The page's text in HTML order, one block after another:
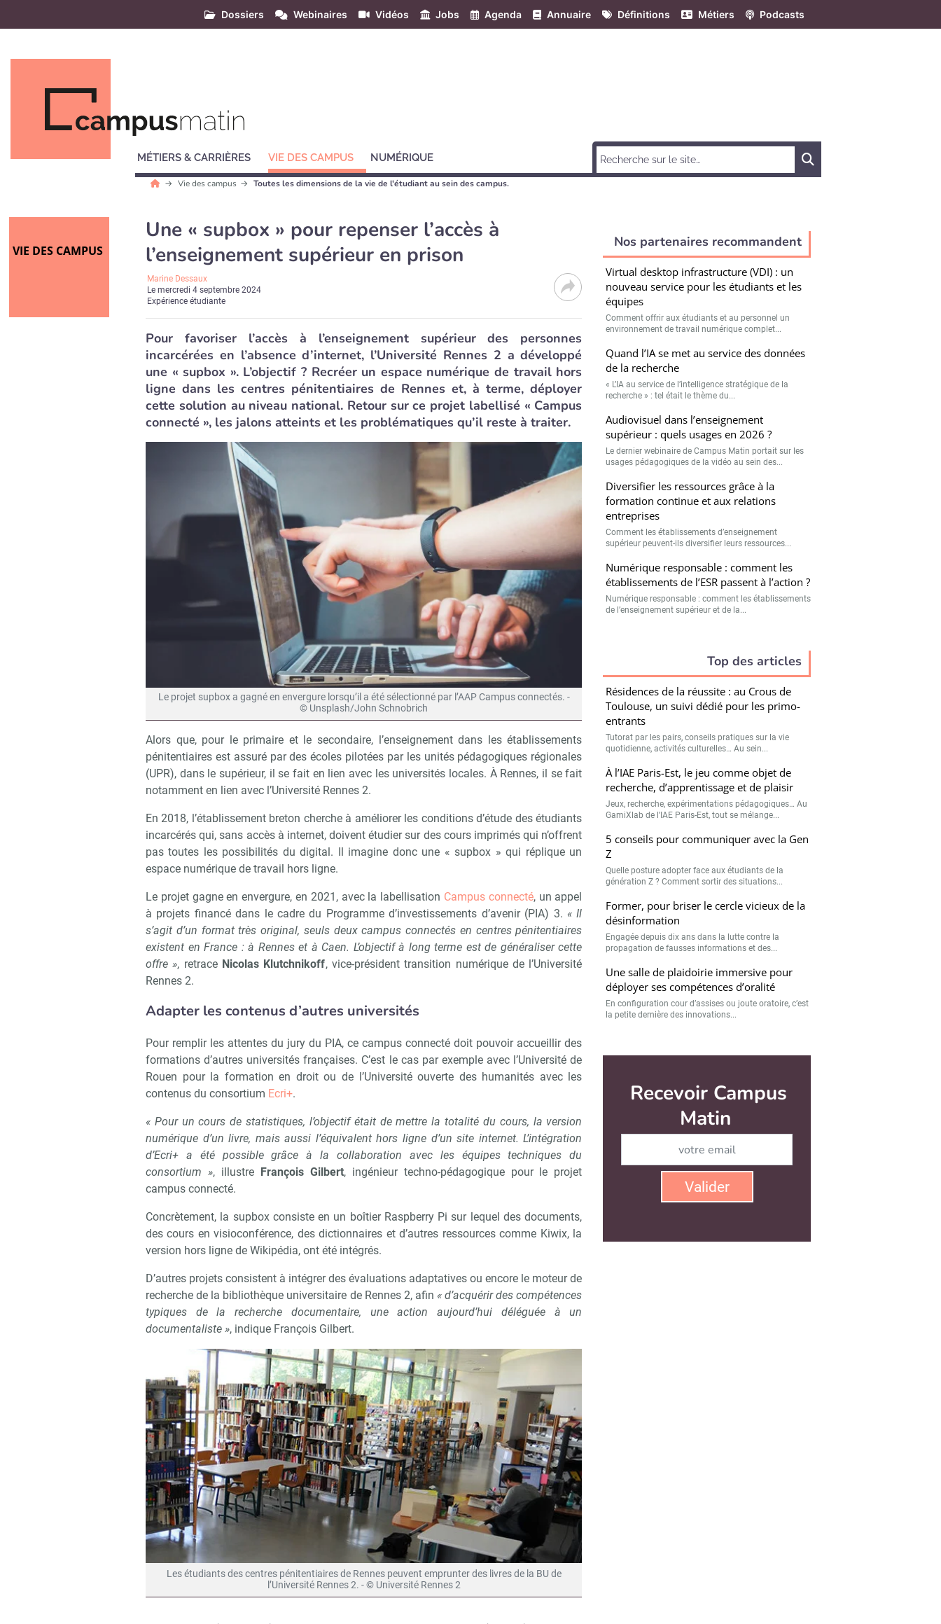
Dossiers Webinaires Vidéos Jobs Agenda Annuaire Définitions Métiers Podcasts
MÉTIERS & CARRIÈRES VIE DES CAMPUS NUMÉRIQUE
Vie des campus Toutes les dimensions de la vie de l'étudiant au sein des campus.
VIE DES CAMPUS
Une « supbox » pour repenser l’accès à
l’enseignement supérieur en prison
Marine Dessaux
Lemercredi 4 septembre 2024
Expérience étudiante
Pour favoriser l’accès à l’enseignement supérieur des personnes
incarcérées en l’absence d’internet, l’Université Rennes 2 a développé
une « supbox ». L’objectif ? Recréer un espace numérique de travail hors
ligne dans les centres pénitentiaires de Rennes et, à terme, déployer
cette solution au niveau national. Retour sur ce projet labellisé « Campus
connecté », les jalons atteints et les problématiques qu’il reste à traiter.
Le projet supbox a gagné en envergure lorsqu’il a été sélectionné par l’AAP Campus connectés. -
© Unsplash/John Schnobrich
Alors que, pour le primaire et le secondaire, l’enseignement dans les établissements
pénitentiaires est assuré par des écoles pilotées par les unités pédagogiques régionales
(UPR), dans le supérieur, il se fait en lien avec les universités locales. À Rennes, il se fait
notamment en lien avec l’Université Rennes 2.
En 2018, l’établissement breton cherche à améliorer les conditions d’étude des étudiants
incarcérés qui, sans accès à internet, doivent étudier sur des cours imprimés qui n’offrent
pas toutes les possibilités du digital. Il imagine donc une « supbox » qui réplique un
espace numérique de travail hors ligne.
Le projet gagne en envergure, en 2021, avec la labellisation Campus connecté, un appel
à projets financé dans le cadre du Programme d’investissements d’avenir (PIA) 3. « Il
s’agit d’un format très original, seuls deux campus connectés en centres pénitentiaires
existent en France : à Rennes et à Caen. L’objectif à long terme est de généraliser cette
offre », retrace Nicolas Klutchnikoff, vice-président transition numérique de l’Université
Rennes 2.
Adapter les contenus d’autres universités
Pour remplir les attentes du jury du PIA, ce campus connecté doit pouvoir accueillir des
formations d’autres universités françaises. C’est le cas par exemple avec l’Université de
Rouen pour la formation en droit ou de l’Université ouverte des humanités avec les
contenus du consortium Ecri+.
« Pour un cours de statistiques, l’objectif était de mettre la totalité du cours, la version
numérique d’un livre, mais aussi l’équivalent hors ligne d’un site internet. L’intégration
d’Ecri+ a été possible grâce à la collaboration avec les équipes techniques du
consortium », illustre François Gilbert, ingénieur techno-pédagogique pour le projet
campus connecté.
Concrètement, la supbox consiste en un boîtier Raspberry Pi sur lequel des documents,
des cours en visioconférence, des dictionnaires et d’autres ressources comme Kiwix, la
version hors ligne de Wikipédia, ont été intégrés.
D’autres projets consistent à intégrer des évaluations adaptatives ou encore le moteur de
recherche de la bibliothèque universitaire de Rennes 2, afin « d’acquérir des compétences
typiques de la recherche documentaire, une action aujourd’hui déléguée à un
documentaliste », indique François Gilbert.
Les étudiants des centres pénitentiaires de Rennes peuvent emprunter des livres de la BU de
l’Université Rennes 2. - © Université Rennes 2
Nos partenaires recommandent
Virtual desktop infrastructure (VDI) : un
nouveau service pour les étudiants et les
équipes
Comment offrir aux étudiants et au personnel un
environnement de travail numérique complet...
Quand l’IA se met au service des données
de la recherche
« L’IA au service de l’intelligence stratégique de la
recherche » : tel était le thème du...
Audiovisuel dans l’enseignement
supérieur : quels usages en 2026 ?
Le dernier webinaire de Campus Matin portait sur les
usages pédagogiques de la vidéo au sein des...
Diversifier les ressources grâce à la
formation continue et aux relations
entreprises
Comment les établissements d’enseignement
supérieur peuvent-ils diversifier leurs ressources...
Numérique responsable : comment les
établissements de l’ESR passent à l’action ?
Numérique responsable : comment les établissements
de l’enseignement supérieur et de la...
Top des articles
Résidences de la réussite : au Crous de
Toulouse, un suivi dédié pour les primo-
entrants
Tutorat par les pairs, conseils pratiques sur la vie
quotidienne, activités culturelles… Au sein...
À l’IAE Paris-Est, le jeu comme objet de
recherche, d’apprentissage et de plaisir
Jeux, recherche, expérimentations pédagogiques… Au
GamiXlab de l’IAE Paris-Est, tout se mélange...
5 conseils pour communiquer avec la Gen
Z
Quelle posture adopter face aux étudiants de la
génération Z ? Comment sortir des situations...
Former, pour briser le cercle vicieux de la
désinformation
Engagée depuis dix ans dans la lutte contre la
propagation de fausses informations et des...
Une salle de plaidoirie immersive pour
déployer ses compétences d’oralité
En configuration cour d’assises ou joute oratoire, c’est
la petite dernière des innovations...
Recevoir Campus Matin Abonnez-vous à notre newsletter
Non merci, je reçois déjà ! Je déciderai plus tard